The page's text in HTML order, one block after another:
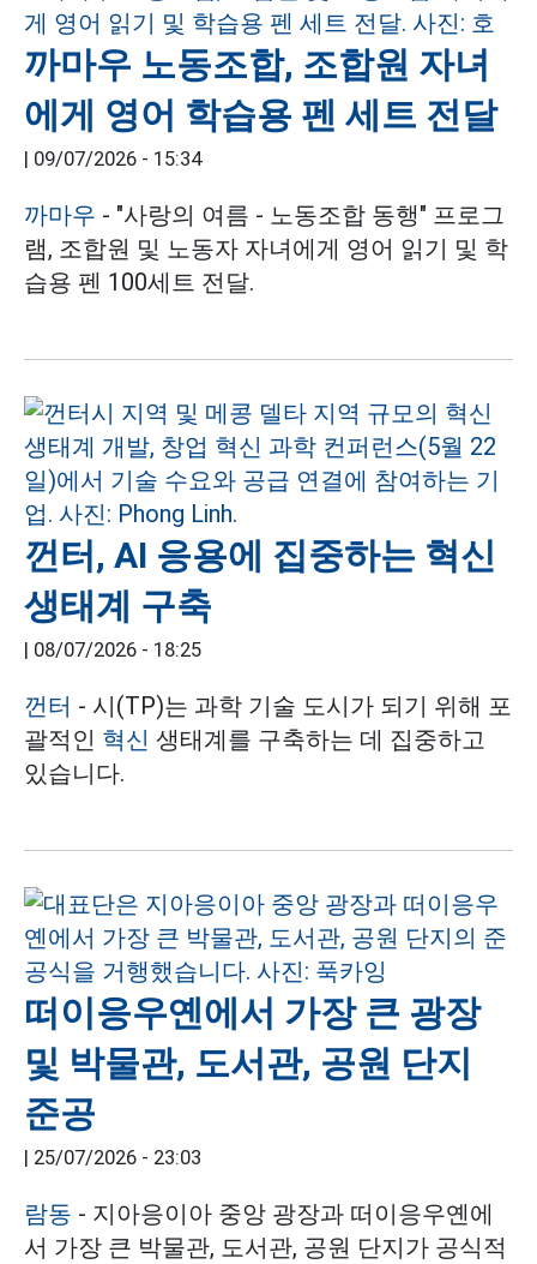
까마우 노동조합, 조합원 자녀
에게 영어 학습용 펜 세트 전달
| 09/07/2026 - 15:34
까마우 - "사랑의 여름 - 노동조합 동행" 프로그
램, 조합원 및 노동자 자녀에게 영어 읽기 및 학
습용 펜 100세트 전달.
껀터, AI 응용에 집중하는 혁신
생태계 구축
| 08/07/2026 - 18:25
껀터 - 시(TP)는 과학 기술 도시가 되기 위해 포
괄적인 혁신 생태계를 구축하는 데 집중하고
있습니다.
떠이응우옌에서 가장 큰 광장
및 박물관, 도서관, 공원 단지
준공
| 25/07/2026 - 23:03
람동 - 지아응이아 중앙 광장과 떠이응우옌에
서 가장 큰 박물관, 도서관, 공원 단지가 공식적